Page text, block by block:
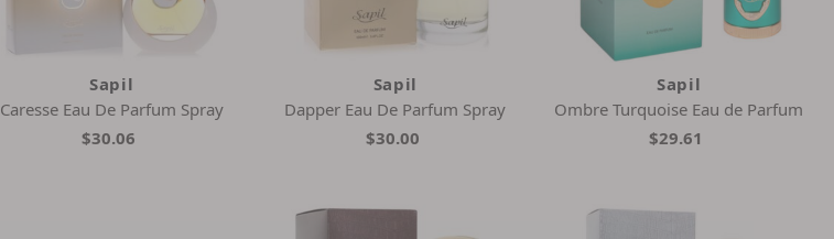
Sapil
Caresse Eau De Parfum Spray
$30.06
Sapil
Dapper Eau De Parfum Spray
$30.00
Sapil
Ombre Turquoise Eau de Parfum
$29.61